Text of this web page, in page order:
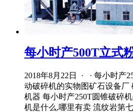
每小时产500T立式
2018年8月22日 · · 每小时产
动破碎机的实物图矿石设备厂
机器 每小时产250T圆锥破碎
机是什么,哪里有卖 流纹岩第